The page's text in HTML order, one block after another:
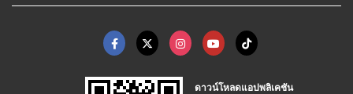
ดาวน์โหลดแอปพลิเคชัน